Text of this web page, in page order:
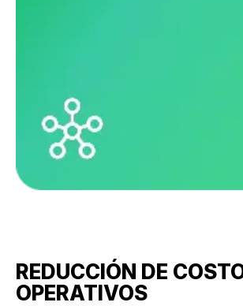
REDUCCIÓN DE
OPERATIVOS